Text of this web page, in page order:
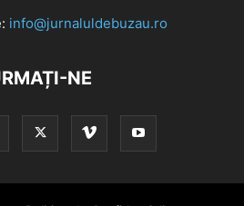
info@jurnaluldebuzau.ro
NE